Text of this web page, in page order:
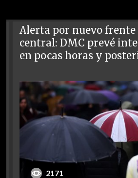
Alerta por nuevo frente
central: DMC prevé
en pocas horas y
2171